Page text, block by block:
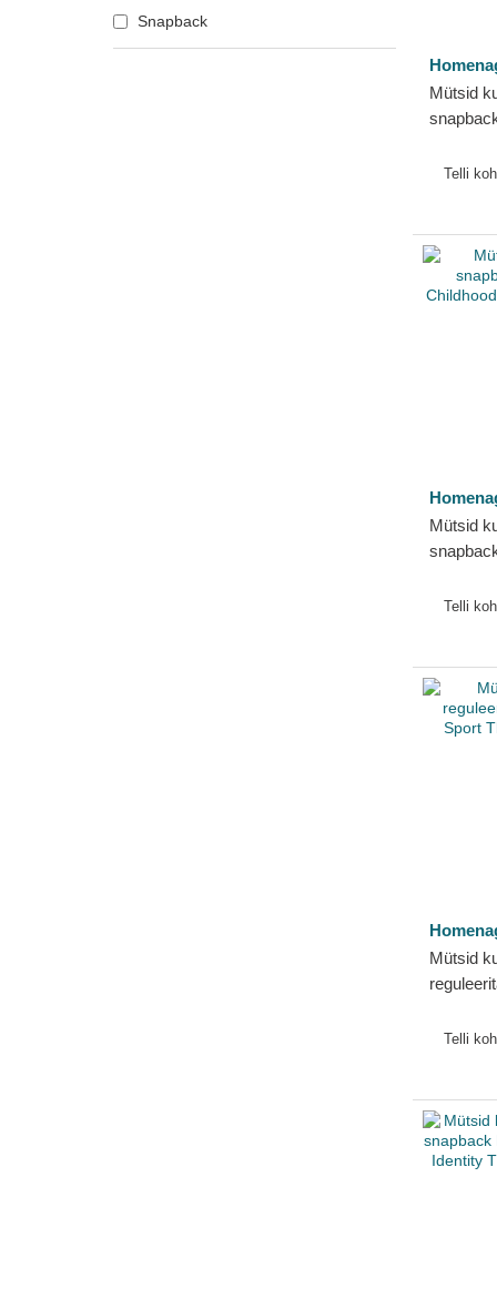
Snapback
Mütsid
1975
Telli
Mütsid
Telli
Mütsid
Sport
Telli